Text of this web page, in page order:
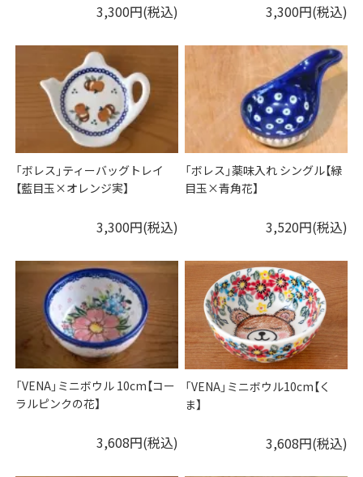
3,300円(税込) 3,300円(税込)
「ボレス」ティーバッグトレイ
【藍目玉×オレンジ実】
3,300円(税込)
「ボレス」薬味入れ シングル【緑
目玉×青角花】
3,520円(税込)
「VENA」ミニボウル 10cm【コー
ラルピンクの花】
3,608円(税込)
「VENA」ミニボウル10cm【く
ま】
3,608円(税込)